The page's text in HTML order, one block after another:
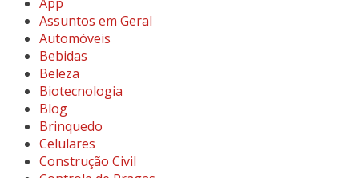
Assuntos em Geral
Automóveis
Bebidas
Beleza
Biotecnologia
Blog
Brinquedo
Celulares
Construção Civil